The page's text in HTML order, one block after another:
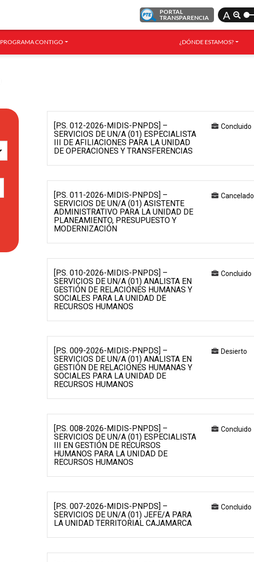
PORTAL
TRANSPARENCIA
A
PROGRAMA CONTIGO ¿DÓNDE ESTAMOS?
[P.S. 012-2026-MIDIS-PNPDS] –
SERVICIOS DE UN/A (01) ESPECIALISTA
III DE AFILIACIONES PARA LA UNIDAD
DE OPERACIONES Y TRANSFERENCIAS
Concluido
[P.S. 011-2026-MIDIS-PNPDS] –
SERVICIOS DE UN/A (01) ASISTENTE
ADMINISTRATIVO PARA LA UNIDAD DE
PLANEAMIENTO, PRESUPUESTO Y
MODERNIZACIÓN
Cancelado
[P.S. 010-2026-MIDIS-PNPDS] –
SERVICIOS DE UN/A (01) ANALISTA EN
GESTIÓN DE RELACIONES HUMANAS Y
SOCIALES PARA LA UNIDAD DE
RECURSOS HUMANOS
Concluido
[P.S. 009-2026-MIDIS-PNPDS] –
SERVICIOS DE UN/A (01) ANALISTA EN
GESTIÓN DE RELACIONES HUMANAS Y
SOCIALES PARA LA UNIDAD DE
RECURSOS HUMANOS
Desierto
[P.S. 008-2026-MIDIS-PNPDS] –
SERVICIOS DE UN/A (01) ESPECIALISTA
III EN GESTIÓN DE RECURSOS
HUMANOS PARA LA UNIDAD DE
RECURSOS HUMANOS
Concluido
[P.S. 007-2026-MIDIS-PNPDS] –
SERVICIOS DE UN/A (01) JEFE/A PARA
LA UNIDAD TERRITORIAL CAJAMARCA
Concluido